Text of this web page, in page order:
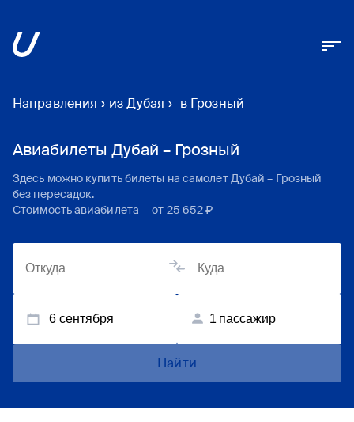
Направления › из Дубая › в Грозный
Авиабилеты Дубай – Грозный
Здесь можно купить билеты на самолетДубай – Грозный
без пересадок.
Стоимость авиабилета — от 25 652 ₽
6 сентября 1 пассажир
Найти